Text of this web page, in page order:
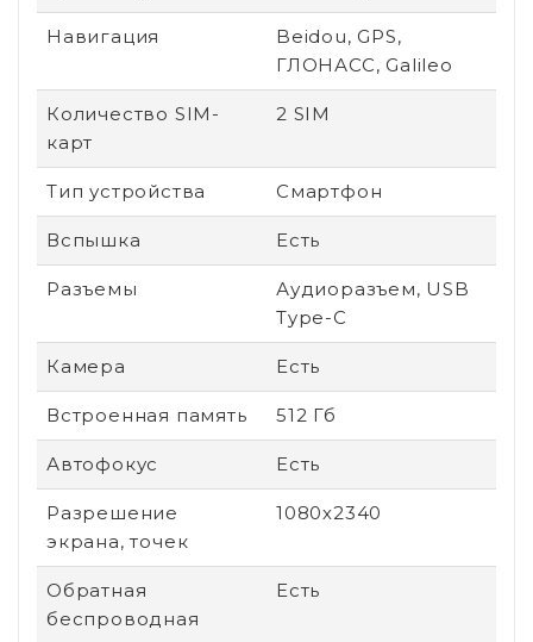
Навигация
Beidou, GPS,
ГЛОНАСС, Galileo
Количество SIM-
карт
2 SIM
Тип устройства Смартфон
Вспышка Есть
Разъемы
Аудиоразъем, USB
Type-C
Камера Есть
Встроенная память 512 Гб
Автофокус Есть
Разрешение
экрана, точек
1080х2340
Обратная
беспроводная
Есть